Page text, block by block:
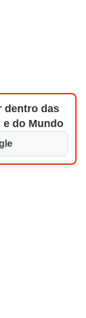
dentro das
do Mundo